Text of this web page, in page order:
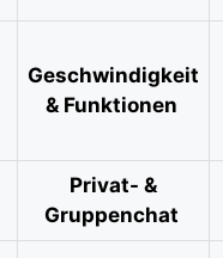
Geschwindigkeit
& Funktionen
Privat- &
Gruppenchat